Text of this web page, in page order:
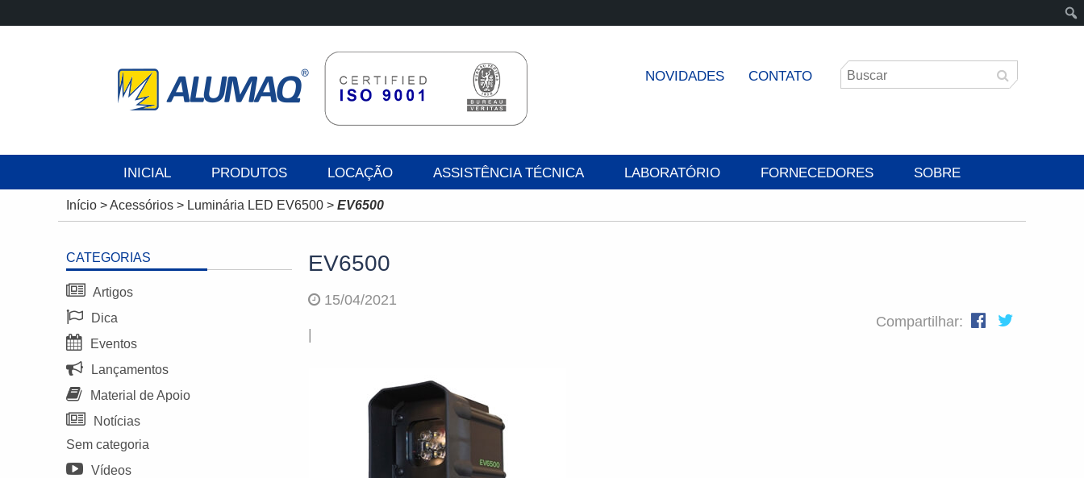
NOVIDADES CONTATO
INICIAL PRODUTOS LOCAÇÃO ASSISTÊNCIA TÉCNICA LABORATÓRIO FORNECEDORES SOBRE
Início >Acessórios > Luminária LED EV6500 > EV6500
CATEGORIAS
Artigos
Dica
Eventos
Lançamentos
Material de Apoio
Notícias
Sem categoria
Vídeos
EV6500
15/04/2021
Compartilhar: